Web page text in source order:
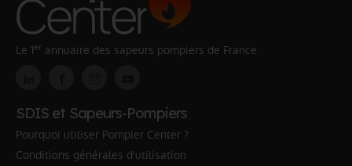
Le 1er annuaire des sapeurs pompiers de France.
SDIS et Sapeurs-Pompiers
Pourquoi utiliser Pompier Center ?
Conditions générales d'utilisation